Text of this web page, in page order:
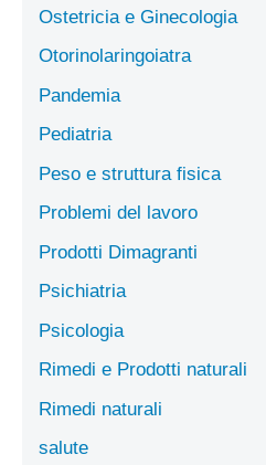
Ostetricia e Ginecologia
Otorinolaringoiatra
Pandemia
Pediatria
Peso e struttura fisica
Problemi del lavoro
Prodotti Dimagranti
Psichiatria
Psicologia
Rimedi e Prodotti naturali
Rimedi naturali
salute